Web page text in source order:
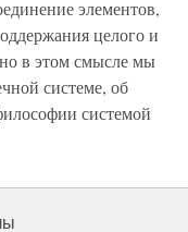
элементов,
целого и
в этом смысле мы
системе, об
системой